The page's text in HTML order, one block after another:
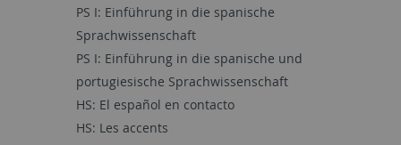
PS I: Einführung in die spanische
Sprachwissenschaft
PS I: Einführung in die spanische und
portugiesische Sprachwissenschaft
HS: El español en contacto
HS: Les accents